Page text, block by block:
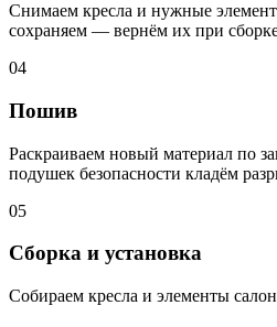
Снимаем кресла и нужные
сохраняем — вернём их при
04
Пошив
Раскраиваем новый материал по
подушек безопасности кладём
05
Сборка и установка
Собираем кресла и элементы